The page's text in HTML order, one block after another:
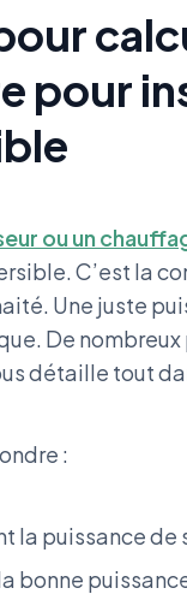
pour
ou un
C’est la
Une juste
De
détaille tout
:
puissance de
bonne